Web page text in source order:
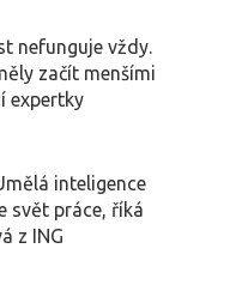
nefunguje vždy.
začít menšími
expertky
inteligence
svět práce, říká
z ING